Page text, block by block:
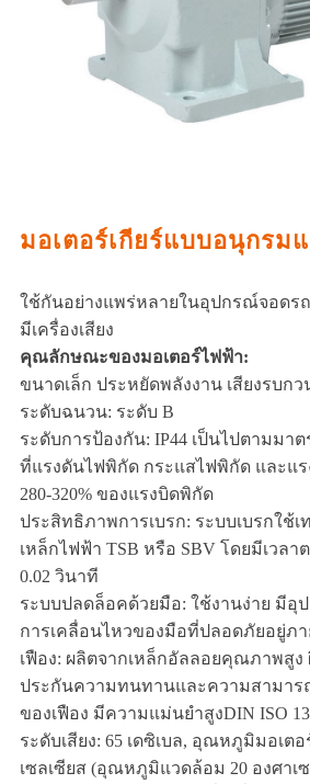
มอเตอร์เกียร์แบบอนุกรม
ใช้กันอย่างแพร่หลายในอุปกรณ์จอดร
มีเครื่องเสียง
คุณลักษณะของมอเตอร์ไฟฟ้า:
ขนาดเล็ก ประหยัดพลังงาน เสียงรบกว
ระดับฉนวน: ระดับ B
ระดับการป้องกัน: IP44 เป็นไปตามมาต
ที่แรงดันไฟพิกัด กระแสไฟพิกัด และแร
280-320% ของแรงบิดพิกัด
ประสิทธิภาพการเบรก: ระบบเบรกใช้เ
เหล็กไฟฟ้า TSB หรือ SBV โดยมีเวล
0.02 วินาที
ระบบปลดล็อคด้วยมือ: ใช้งานง่าย มีอุ
การเคลื่อนไหวของมือที่ปลอดภัยอยู่ภา
เฟือง: ผลิตจากเหล็กอัลลอยคุณภาพสูง
ประกันความทนทานและความสามาร
ของเฟือง มีความแม่นยำสูงDIN ISO
ระดับเสียง: 65 เดซิเบล, อุณหภูมิมอเตอ
เซลเซียส (อุณหภูมิแวดล้อม 20 องศาเ